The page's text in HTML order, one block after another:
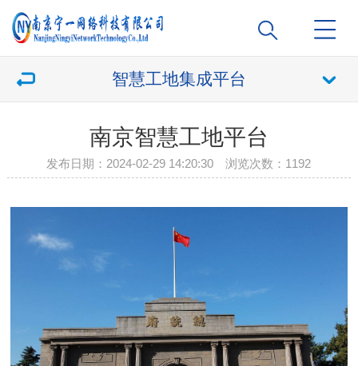
智慧工地集成平台
南京智慧工地平台
发布日期：2024-02-29 14:20:30 浏览次数： 1192